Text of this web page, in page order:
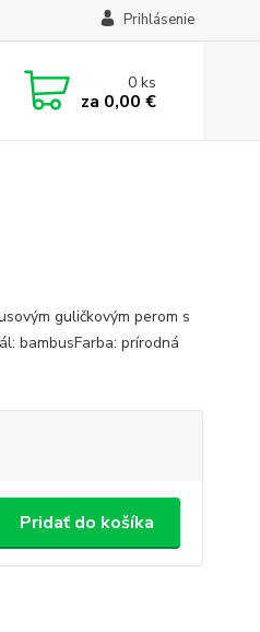
Prihlásenie
0ks
za 0,00 €
guličkovým perom s
bambusFarba: prírodná
Pridať do košíka